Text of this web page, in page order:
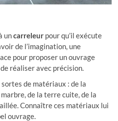
uncarreleur pour qu’il exécute
de l’imagination, une
pour proposer un ouvrage
réaliser avec précision.
de matériaux : de la
de la terre cuite, de la
Connaître ces matériaux lui
ouvrage.